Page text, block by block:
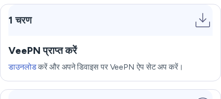
1 चरण
VeePN प्राप्त करें
डाउनलोडकरें और अपने डिवाइस पर VeePN ऐप सेट अप करें।